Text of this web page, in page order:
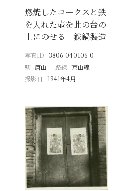
燃焼したコークスと鉄
を入れた壺を此の台の
上にのせる 鉄鍋製造
写真ID 3806-040106-0
駅 唐山 路線 京山線
撮影日
1941年4月